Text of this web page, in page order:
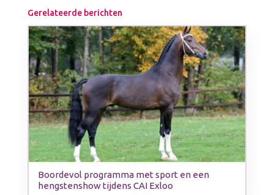
Gerelateerde berichten
Boordevol programma met sport en een
hengstenshow tijdens CAI Exloo